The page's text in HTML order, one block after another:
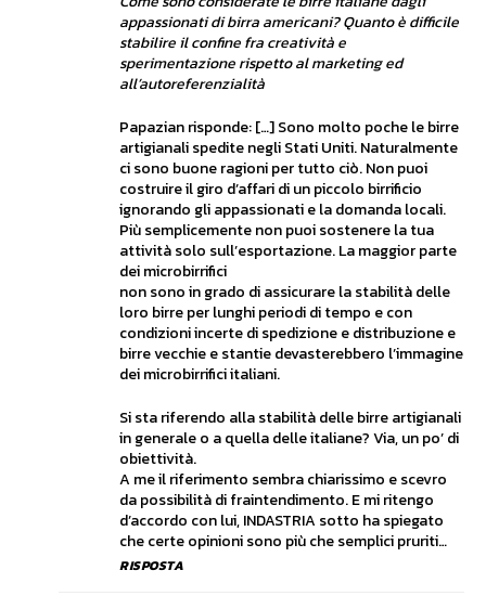
appassionati di birra americani? Quanto è difficile
stabilire il confine fra creatività e
sperimentazione rispetto al marketing ed
all’autoreferenzialità
Papazian risponde: […] Sono molto poche le birre
artigianali spedite negli Stati Uniti. Naturalmente
ci sono buone ragioni per tutto ciò. Non puoi
costruire il giro d’affari di un piccolo birrificio
ignorando gli appassionati e la domanda locali.
Più semplicemente non puoi sostenere la tua
attività solo sull’esportazione. La maggior parte
dei microbirrifici
non sono in grado di assicurare la stabilità delle
loro birre per lunghi periodi di tempo e con
condizioni incerte di spedizione e distribuzione e
birre vecchie e stantie devasterebbero l’immagine
dei microbirrifici italiani.
Si sta riferendo alla stabilità delle birre artigianali
in generale o a quella delle italiane? Via, un po’ di
obiettività.
A me il riferimento sembra chiarissimo e scevro
da possibilità di fraintendimento. E mi ritengo
d’accordo con lui, INDASTRIA sotto ha spiegato
che certe opinioni sono più che semplici pruriti…
RISPOSTA